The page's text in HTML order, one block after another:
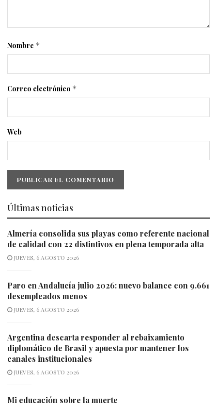
Nombre *
Correo electrónico *
Web
Últimas noticias
Almería consolida sus playas como referente nacional
de calidad con 22 distintivos en plena temporada alta
JUEVES, 6 AGOSTO 2026
Paro en Andalucía julio 2026: nuevo balance con 9.661
desempleados menos
JUEVES, 6 AGOSTO 2026
Argentina descarta responder al rebaixamiento
diplomático de Brasil y apuesta por mantener los
canales institucionales
JUEVES, 6 AGOSTO 2026
Mi educación sobre la muerte